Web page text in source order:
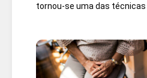
tornou-se uma das técnicas